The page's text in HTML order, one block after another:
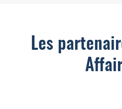
Les